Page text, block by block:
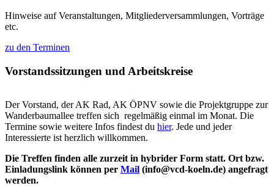
Hinweise auf Veranstaltungen, Mitgliederversammlungen, Vorträge
etc.
zu den Terminen
Vorstandssitzungen und Arbeitskreise
Der Vorstand, der AK Rad, AK ÖPNV sowie die Projektgruppe zur
Wanderbaumallee treffen sich regelmäßig einmal im Monat. Die
Termine sowie weitere Infos findest du hier. Jede und jeder
Interessierte ist herzlich willkommen.
Die Treffen finden alle zurzeit in hybrider Form statt. Ort bzw.
Einladungslink können per Mail (info@vcd-koeln.de) angefragt
werden.